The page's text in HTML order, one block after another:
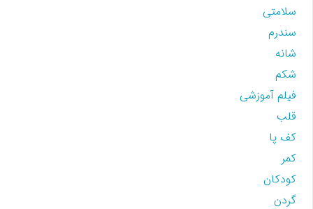
سلامتی
سندرم
شانه
شکم
فیلم آموزشی
قلب
کف پا
کمر
کودکان
گردن